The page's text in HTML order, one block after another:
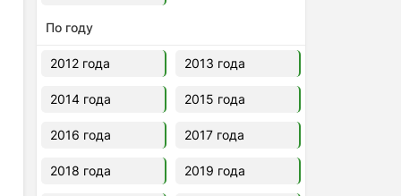
По году
2012 года 2013 года
2014 года 2015 года
2016 года 2017 года
2018 года 2019 года